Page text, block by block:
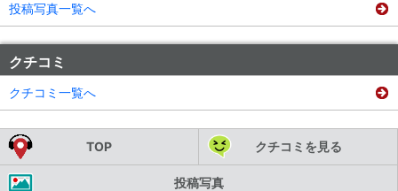
投稿写真一覧へ
クチコミ
クチコミ一覧へ
TOP クチコミを見る
投稿写真